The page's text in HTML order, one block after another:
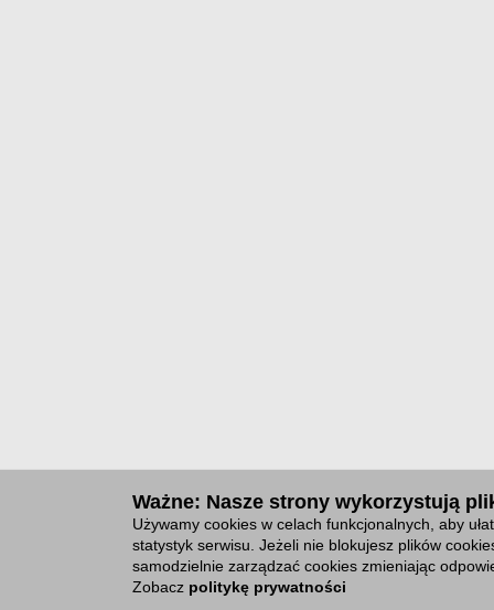
Ważne: Nasze strony wykorzystują
Używamy cookies w celach funkcjonalnych, aby
statystyk serwisu. Jeżeli nie blokujesz plików
samodzielnie zarządzać cookies zmieniając
Zobacz politykę prywatności